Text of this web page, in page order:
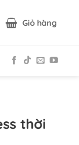
Giỏ hàng
thời